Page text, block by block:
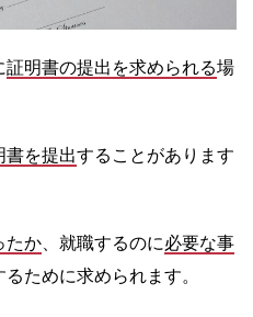
証明書の提出を求められる場
書を提出することがあります
たか 、就職するのに必要な事
ために求められます。